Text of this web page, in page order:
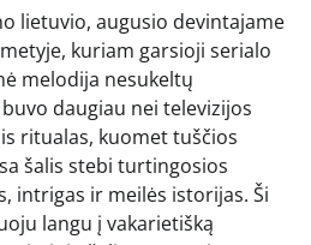
lietuvio, augusio devintajame
kuriam garsioji serialo
melodija nesukeltų
daugiau nei televizijos
ritualas, kuomet tuščios
šalis stebi turtingosios
intrigas ir meilės istorijas. Ši
langu į vakarietišką